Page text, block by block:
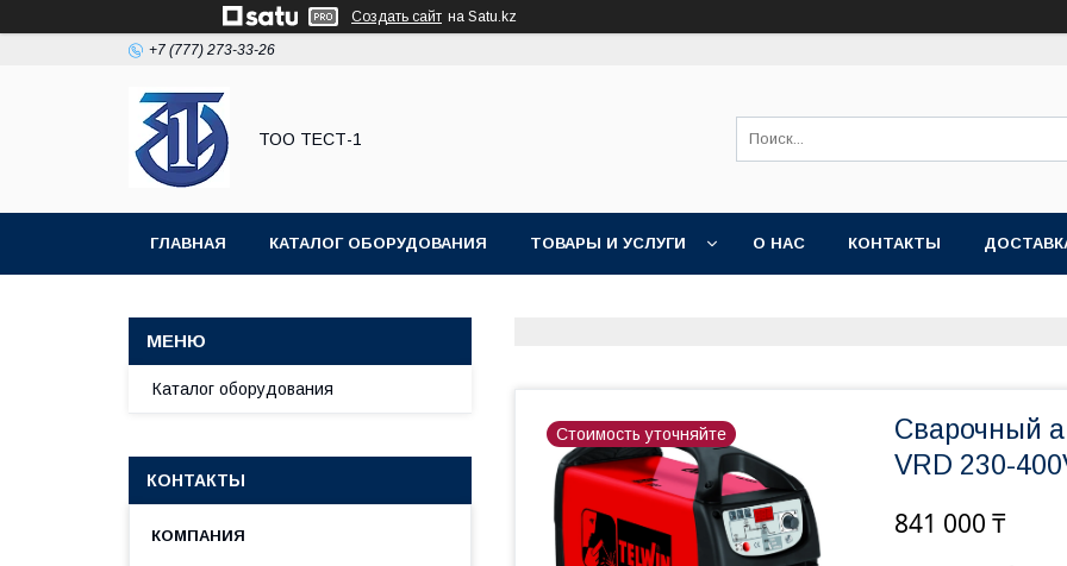
Создать сайт на Satu.kz
+7 (777) 273-33-26
ТОО ТЕСТ-1
ГЛАВНАЯ КАТАЛОГ ОБОРУДОВАНИЯ ТОВАРЫ И УСЛУГИ О НАС КОНТАКТЫ
Стоимость уточняйте
Сварочный
VRD 230-
841 000 ₸
Каталог оборудования
КОНТАКТЫ